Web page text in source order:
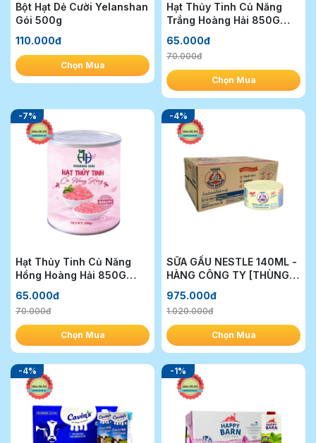
Bột Hạt Dẻ Cười Yelanshan
Gói 500g
110.000đ
Chọn Mua
Hạt Thủy Tinh Củ Năng
Trắng Hoàng Hải 850G
65.000đ
70.000đ
Chọn Mua
Hạt Thủy Tinh Củ Năng
Hồng Hoàng Hải 850G
65.000đ
70.000đ
-7%
Chọn Mua
SỮA GẤU NESTLE 140ML -
HÀNG CÔNG TY [THÙNG
975.000đ
1.020.000đ
-4%
Chọn Mua
-4% -1%